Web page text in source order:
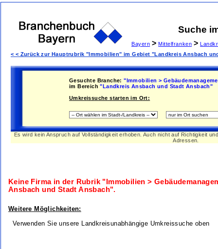
Suche
Bayern > Mittelfranken >
< < Zurück zur Hauptrubrik "Immobilien" im Gebiet "Landkreis Ansbach
Gesuchte Branche: "Immobilien >
im Bereich "Landkreis Ansbach und Stadt Ansbach"
Umkreissuche starten im Ort:
Es wird kein Anspruch auf Vollständigkeit erhoben. Auch nicht auf Richtigkeit
Adressen.
Keine Firma in der Rubrik "Immobilien >
Ansbach und Stadt Ansbach".
Weitere Möglichkeiten:
Verwenden Sie unsere Landkreisunabhängige Umkreissuche oben